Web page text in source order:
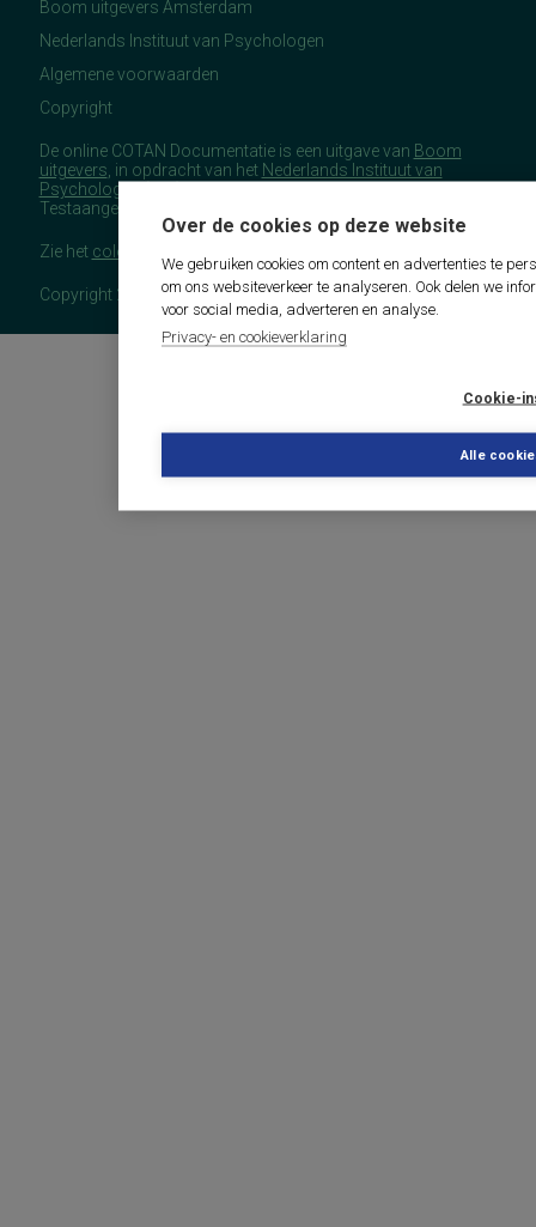
Over de cookies op deze website
We gebruiken cookies om content en advertenties te
om ons websiteverkeer te analyseren. Ook delen we
voor social media, adverteren en analyse.
Privacy- en cookieverklaring
Cookie-
Alle
Boom uitgevers Amsterdam
Nederlands Instituut van Psychologen
Algemene voorwaarden
Copyright
De online COTAN Documentatie is een uitgave van Boom
uitgevers , in opdracht van het Nederlands Instituut van
Psychologen(NIP), namens de Commissie
Testaangelegenheden Nederland (COTAN).
Zie het colofon
Copyright 2026 - COTAN Documentatie